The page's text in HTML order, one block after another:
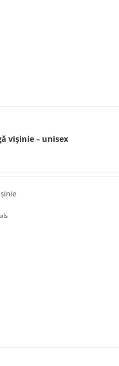
vișinie – unisex